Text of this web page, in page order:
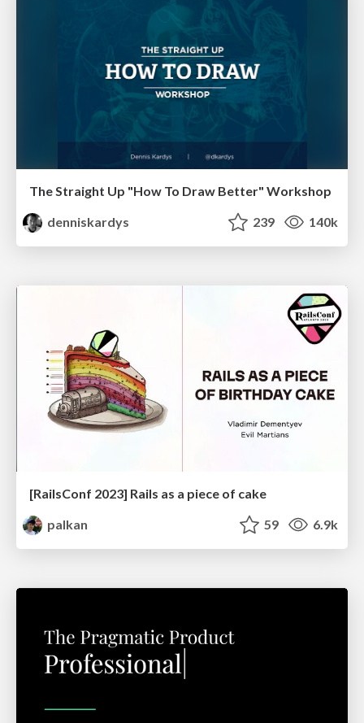
The Straight Up "How To Draw Better" Workshop
denniskardys
239 140k
[RailsConf 2023] Rails as a piece of cake
palkan
59 6.9k